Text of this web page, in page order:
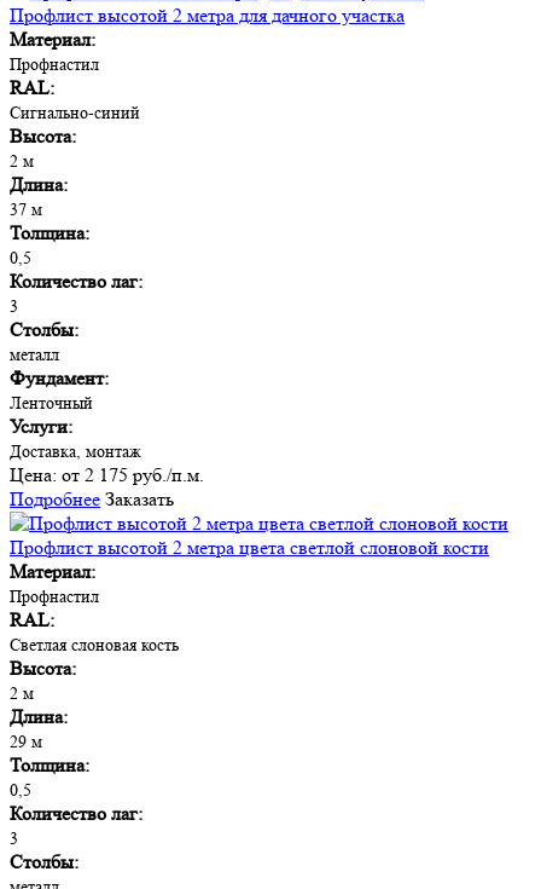
Профлист высотой 2 метра для дачного участка
Материал:
Профнастил
RAL:
Сигнально-синий
Высота:
2 м
Длина:
37 м
Толщина:
0,5
Количество лаг:
3
Столбы:
металл
Фундамент:
Ленточный
Услуги:
Доставка, монтаж
Цена: от 2 175 руб./п.м.
Подробнее Заказать
Профлист высотой 2 метра цвета светлой слоновой кости
Материал:
Профнастил
RAL:
Светлая слоновая кость
Высота:
2 м
Длина:
29 м
Толщина:
0,5
Количество лаг:
3
Столбы: